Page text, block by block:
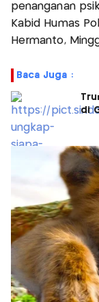
penanganan
Kabid Humas
Hermanto,
Baca Juga :
di